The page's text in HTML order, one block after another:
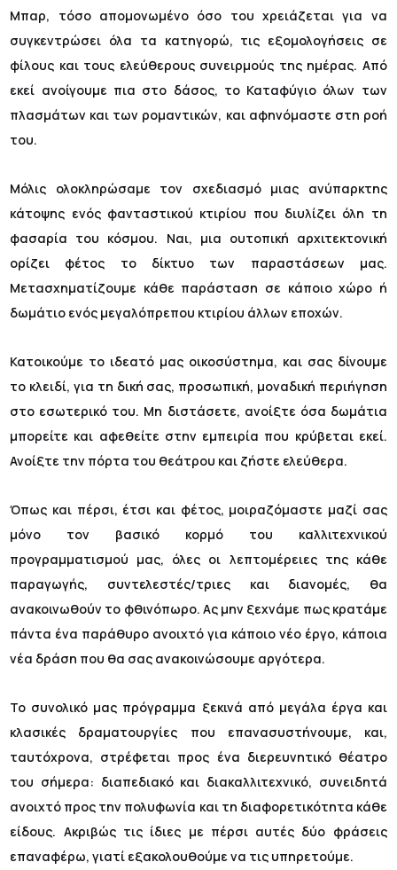
Μπαρ, τόσο απομονωμένο όσο του χρειάζεται για να
συγκεντρώσει όλα τα κατηγορώ, τις εξομολογήσεις σε
φίλους και τους ελεύθερους συνειρμούς της ημέρας. Από
εκεί ανοίγουμε πια στο δάσος, το Καταφύγιο όλων των
πλασμάτων και των ρομαντικών, και αφηνόμαστε στη ροή
του.
Μόλις ολοκληρώσαμε τον σχεδιασμό μιας ανύπαρκτης
κάτοψης ενός φανταστικού κτιρίου που διυλίζει όλη τη
φασαρία του κόσμου. Ναι, μια ουτοπική αρχιτεκτονική
ορίζει φέτος το δίκτυο των παραστάσεων μας.
Μετασχηματίζουμε κάθε παράσταση σε κάποιο χώρο ή
δωμάτιο ενός μεγαλόπρεπου κτιρίου άλλων εποχών.
Κατοικούμε το ιδεατό μας οικοσύστημα, και σας δίνουμε
το κλειδί, για τη δική σας, προσωπική, μοναδική περιήγηση
στο εσωτερικό του. Μη διστάσετε, ανοίξτε όσα δωμάτια
μπορείτε και αφεθείτε στην εμπειρία που κρύβεται εκεί.
Ανοίξτε την πόρτα του θεάτρου και ζήστε ελεύθερα.
Όπως και πέρσι, έτσι και φέτος, μοιραζόμαστε μαζί σας
μόνο τον βασικό κορμό του καλλιτεχνικού
προγραμματισμού μας, όλες οι λεπτομέρειες της κάθε
παραγωγής, συντελεστές/τριες και διανομές, θα
ανακοινωθούν το φθινόπωρο. Ας μην ξεχνάμε πως κρατάμε
πάντα ένα παράθυρο ανοιχτό για κάποιο νέο έργο, κάποια
νέα δράση που θα σας ανακοινώσουμε αργότερα.
Το συνολικό μας πρόγραμμα ξεκινά από μεγάλα έργα και
κλασικές δραματουργίες που επανασυστήνουμε, και,
ταυτόχρονα, στρέφεται προς ένα διερευνητικό θέατρο
του σήμερα: διαπεδιακό και διακαλλιτεχνικό, συνειδητά
ανοιχτό προς την πολυφωνία και τη διαφορετικότητα κάθε
είδους. Ακριβώς τις ίδιες με πέρσι αυτές δύο φράσεις
επαναφέρω, γιατί εξακολουθούμε να τις υπηρετούμε.